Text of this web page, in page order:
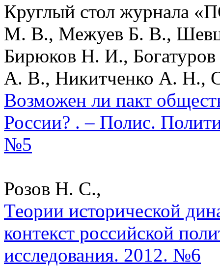
Круглый стол журнала
М. В., Межуев Б. В.,
Бирюков Н. И.,
А. В., Никитченко А. Н.,
Возможен ли пакт
России? . – Полис.
№5
Розов Н. С.,
Теории исторической
контекст российской
исследования. 2012. №6